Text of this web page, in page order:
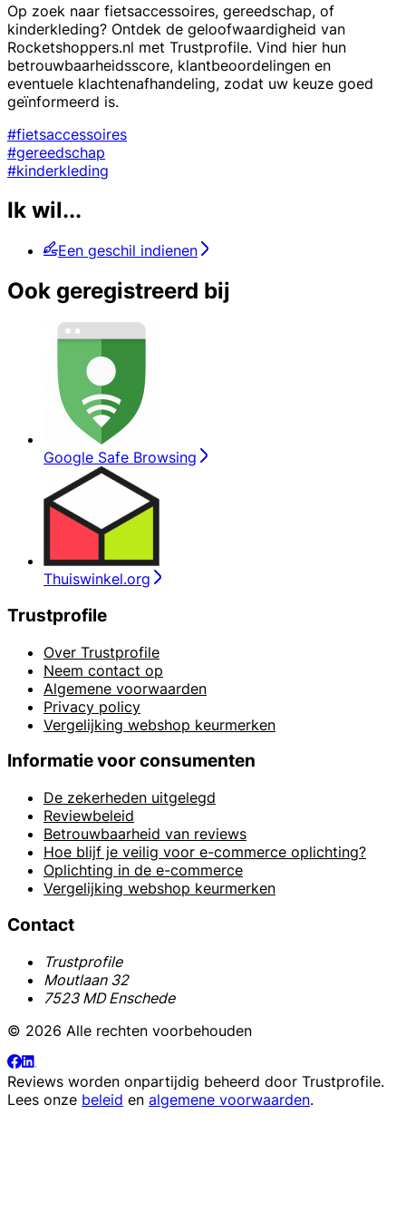
Op zoek naar fietsaccessoires, gereedschap, of
kinderkleding? Ontdek de geloofwaardigheid van
Rocketshoppers.nl met Trustprofile. Vind hier hun
betrouwbaarheidsscore, klantbeoordelingen en
eventuele klachtenafhandeling, zodat uw keuze goed
geïnformeerd is.
#fietsaccessoires
#gereedschap
#kinderkleding
Ik wil...
Een geschil indienen
Ook geregistreerd bij
Google Safe Browsing
Thuiswinkel.org
Trustprofile
Over Trustprofile
Neem contact op
Algemene voorwaarden
Privacy policy
Vergelijking webshop keurmerken
Informatie voor consumenten
De zekerheden uitgelegd
Reviewbeleid
Betrouwbaarheid van reviews
Hoe blijf je veilig voor e-commerce oplichting?
Oplichting in de e-commerce
Vergelijking webshop keurmerken
Contact
Trustprofile
Moutlaan 32
7523 MD Enschede
© 2026 Alle rechten voorbehouden
Reviews worden onpartijdig beheerd door Trustprofile.
Lees onze beleid en algemene voorwaarden.